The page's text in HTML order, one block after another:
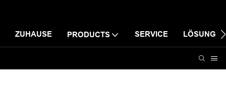
ZUHAUSE PRODUCTS SERVICE LÖSUNG